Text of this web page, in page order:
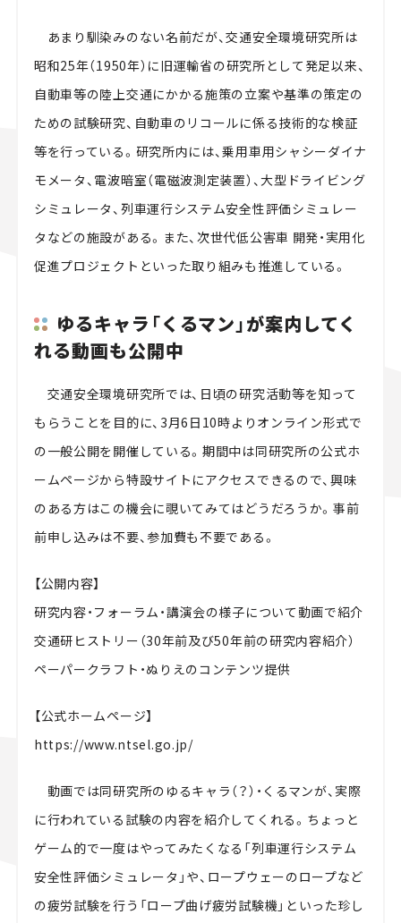
あまり馴染みのない名前だが、交通安全環境研究所は
昭和25年（1950年）に旧運輸省の研究所として発足以来、
自動車等の陸上交通にかかる施策の立案や基準の策定の
ための試験研究、自動車のリコールに係る技術的な検証
等を行っている。研究所内には、乗用車用シャシーダイナ
モメータ、電波暗室（電磁波測定装置）、大型ドライビング
シミュレータ、列車運行システム安全性評価シミュレー
タなどの施設がある。また、次世代低公害車 開発・実用化
促進プロジェクトといった取り組みも推進している。
ゆるキャラ「くるマン」が案内してく
れる動画も公開中
交通安全環境研究所では、日頃の研究活動等を知って
もらうことを目的に、3月6日10時よりオンライン形式で
の一般公開を開催している。期間中は同研究所の公式ホ
ームページから特設サイトにアクセスできるので、興味
のある方はこの機会に覗いてみてはどうだろうか。事前
前申し込みは不要、参加費も不要である。
【公開内容】
研究内容・フォーラム・講演会の様子について動画で紹介
交通研ヒストリー（30年前及び50年前の研究内容紹介）
ペーパークラフト・ぬりえのコンテンツ提供
【公式ホームページ】
https://www.ntsel.go.jp/
動画では同研究所のゆるキャラ（？）・くるマンが、実際
に行われている試験の内容を紹介してくれる。ちょっと
ゲーム的で一度はやってみたくなる「列車運行システム
安全性評価シミュレータ」や、ロープウェーのロープなど
の疲労試験を行う「ロープ曲げ疲労試験機」といった珍し